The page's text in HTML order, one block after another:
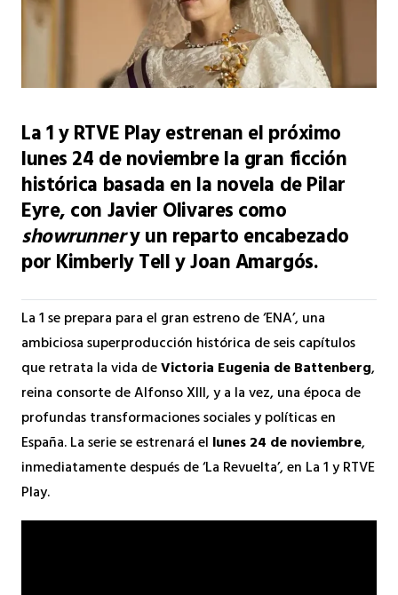
La 1 y RTVE Play estrenan el próximo
lunes 24 de noviembre la gran ficción
histórica basada en la novela de Pilar
Eyre, con Javier Olivares como
showrunnery un reparto encabezado
por Kimberly Tell y Joan Amargós.
La 1 se prepara para el gran estreno de ‘ENA’, una
ambiciosa superproducción histórica de seis capítulos
que retrata la vida deVictoria Eugenia de Battenberg,
reina consorte de Alfonso XIII, y a la vez, una época de
profundas transformaciones sociales y políticas en
España. La serie se estrenará el lunes 24 de noviembre,
inmediatamente después de ‘La Revuelta’, en La 1 y RTVE
Play.